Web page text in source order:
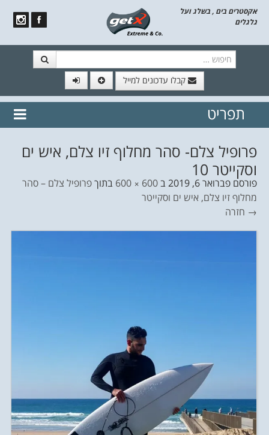
אקסטרים בים , בשלג ועל
גלגלים
קבלו עדכונים למייל
// הצטרף לרשימת תפוצה!
נשמח
תפריט
פרופיל צלם- סהר מחלוף זיו צלם, איש ים
וסקייטר 10
פורסם פברואר 6, 2019 ב600 × 600 בתוךפרופיל צלם – סהר
מחלוף זיו צלם, איש ים וסקייטר
→ חזרה